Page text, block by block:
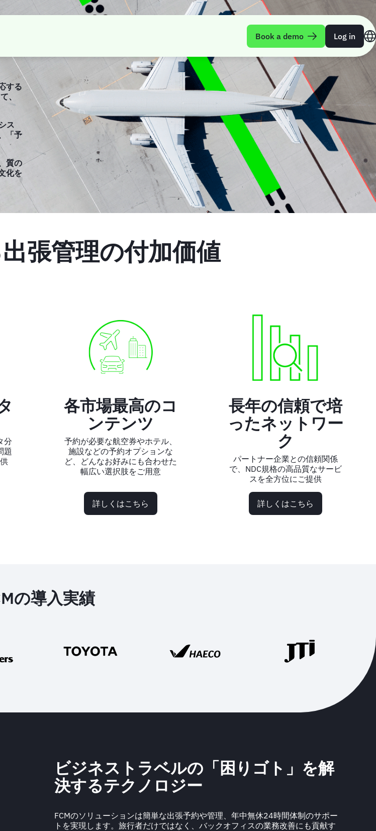
Book a demo Log in
する
、
ス
「予
質の
化を
張管理の付加価値
分
題
各市場最高のコ
ンテンツ
予約が必要な航空券やホテル、
施設などの予約オプションな
ど、どんなお好みにも合わせた
幅広い選択肢をご用意
詳しくはこちら
長年の信頼で培
ったネットワー
ク
パートナー企業との信頼関係
で、NDC規格の高品質なサービ
スを全方位にご提供
詳しくはこちら
の導入実績
ビジネストラベルの「困りゴト」を解
決するテクノロジー
FCMのソリューションは簡単な出張予約や管理、年中無休24時間体制のサポー
トを実現します。旅行者だけではなく、バックオフィスの業務改善にも貢献す